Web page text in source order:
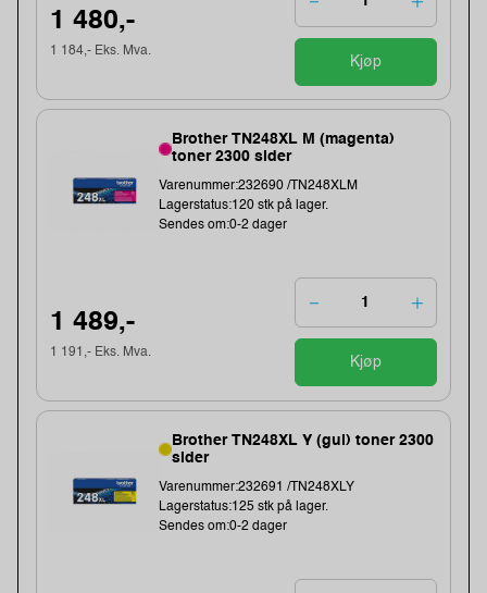
1 480,-
1 184,- Eks. Mva.
Kjøp
Brother TN248XL M (magenta)
toner 2300 sider
Varenummer:232690 /TN248XLM
Lagerstatus:120 stk på lager.
Sendes om:0-2 dager
1 489,-
1 191,- Eks. Mva.
Kjøp
Brother TN248XL Y (gul) toner 2300
sider
Varenummer:232691 /TN248XLY
Lagerstatus:125 stk på lager.
Sendes om:0-2 dager